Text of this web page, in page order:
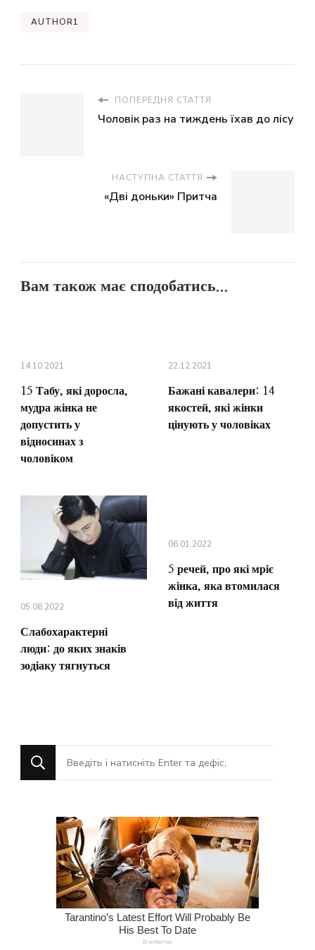
AUTHOR1
ПОПЕРЕДНЯ СТАТТЯ
Чоловік раз на тиждень їхав до лісу
НАСТУПНА СТАТТЯ
«Дві доньки» Притча
Вам також має сподобатись...
14.10.2021
15 Табу, які доросла,
мудра жінка не
допустить у
відносинах з
чоловіком
22.12.2021
Бажані кавалери: 14
якостей, які жінки
цінують у чоловіках
05.06.2022
Слабохарактерні
люди: до яких знаків
зодіаку тягнуться
06.01.2022
5 речей, про які мріє
жінка, яка втомилася
від життя
Шукаєте
щось?